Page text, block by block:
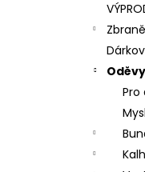
Oděvy
Pro